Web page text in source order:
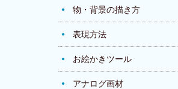
物・背景の描き方
表現方法
お絵かきツール
アナログ画材